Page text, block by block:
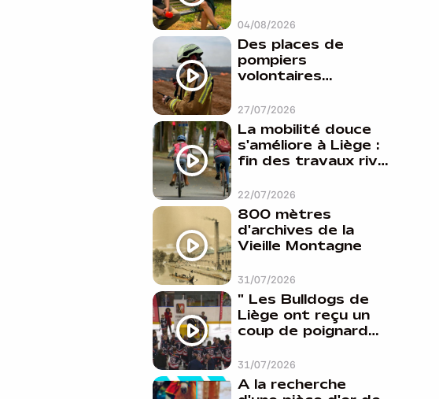
04/08/2026
comme prof que
comme
pharmacienne"
27/07/2026
Des places de
pompiers
volontaires
province de Liège :
"Un citoyen qui
n'est formé ne
peut pas nous
aider"
22/07/2026
La mobilité douce
s'améliore à Liège :
fin des travaux rive
cyclo-piétonnes
Avroy et
Guillemins...
31/07/2026
800 mètres
d'archives de la
Vieille Montagne
31/07/2026
" Les Bulldogs de
Liège ont reçu un
coup de poignard
A la recherche